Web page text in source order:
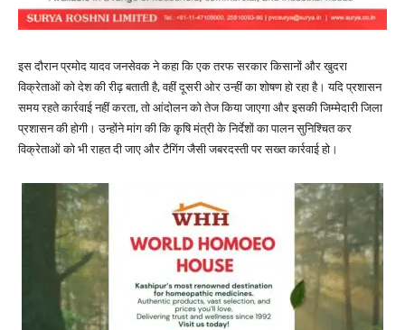
इस दौरान प्रमोद यादव जनसेवक ने कहा कि एक तरफ सरकार किसानों और खुदरा
विक्रेताओं को देश की रीढ़ बताती है, वहीं दूसरी ओर उन्हीं का शोषण हो रहा है। यदि प्रशासन
समय रहते कार्रवाई नहीं करता, तो आंदोलन को तेज किया जाएगा और इसकी जिम्मेदारी जिला
प्रशासन की होगी। उन्होंने मांग की कि कृषि मंत्री के निर्देशों का पालन सुनिश्चित कर
विक्रेताओं को भी राहत दी जाए और टैगिंग जैसी जबरदस्ती पर सख्त कार्रवाई हो।